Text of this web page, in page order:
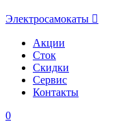
Электросамокаты
Акции
Сток
Скидки
Сервис
Контакты
0